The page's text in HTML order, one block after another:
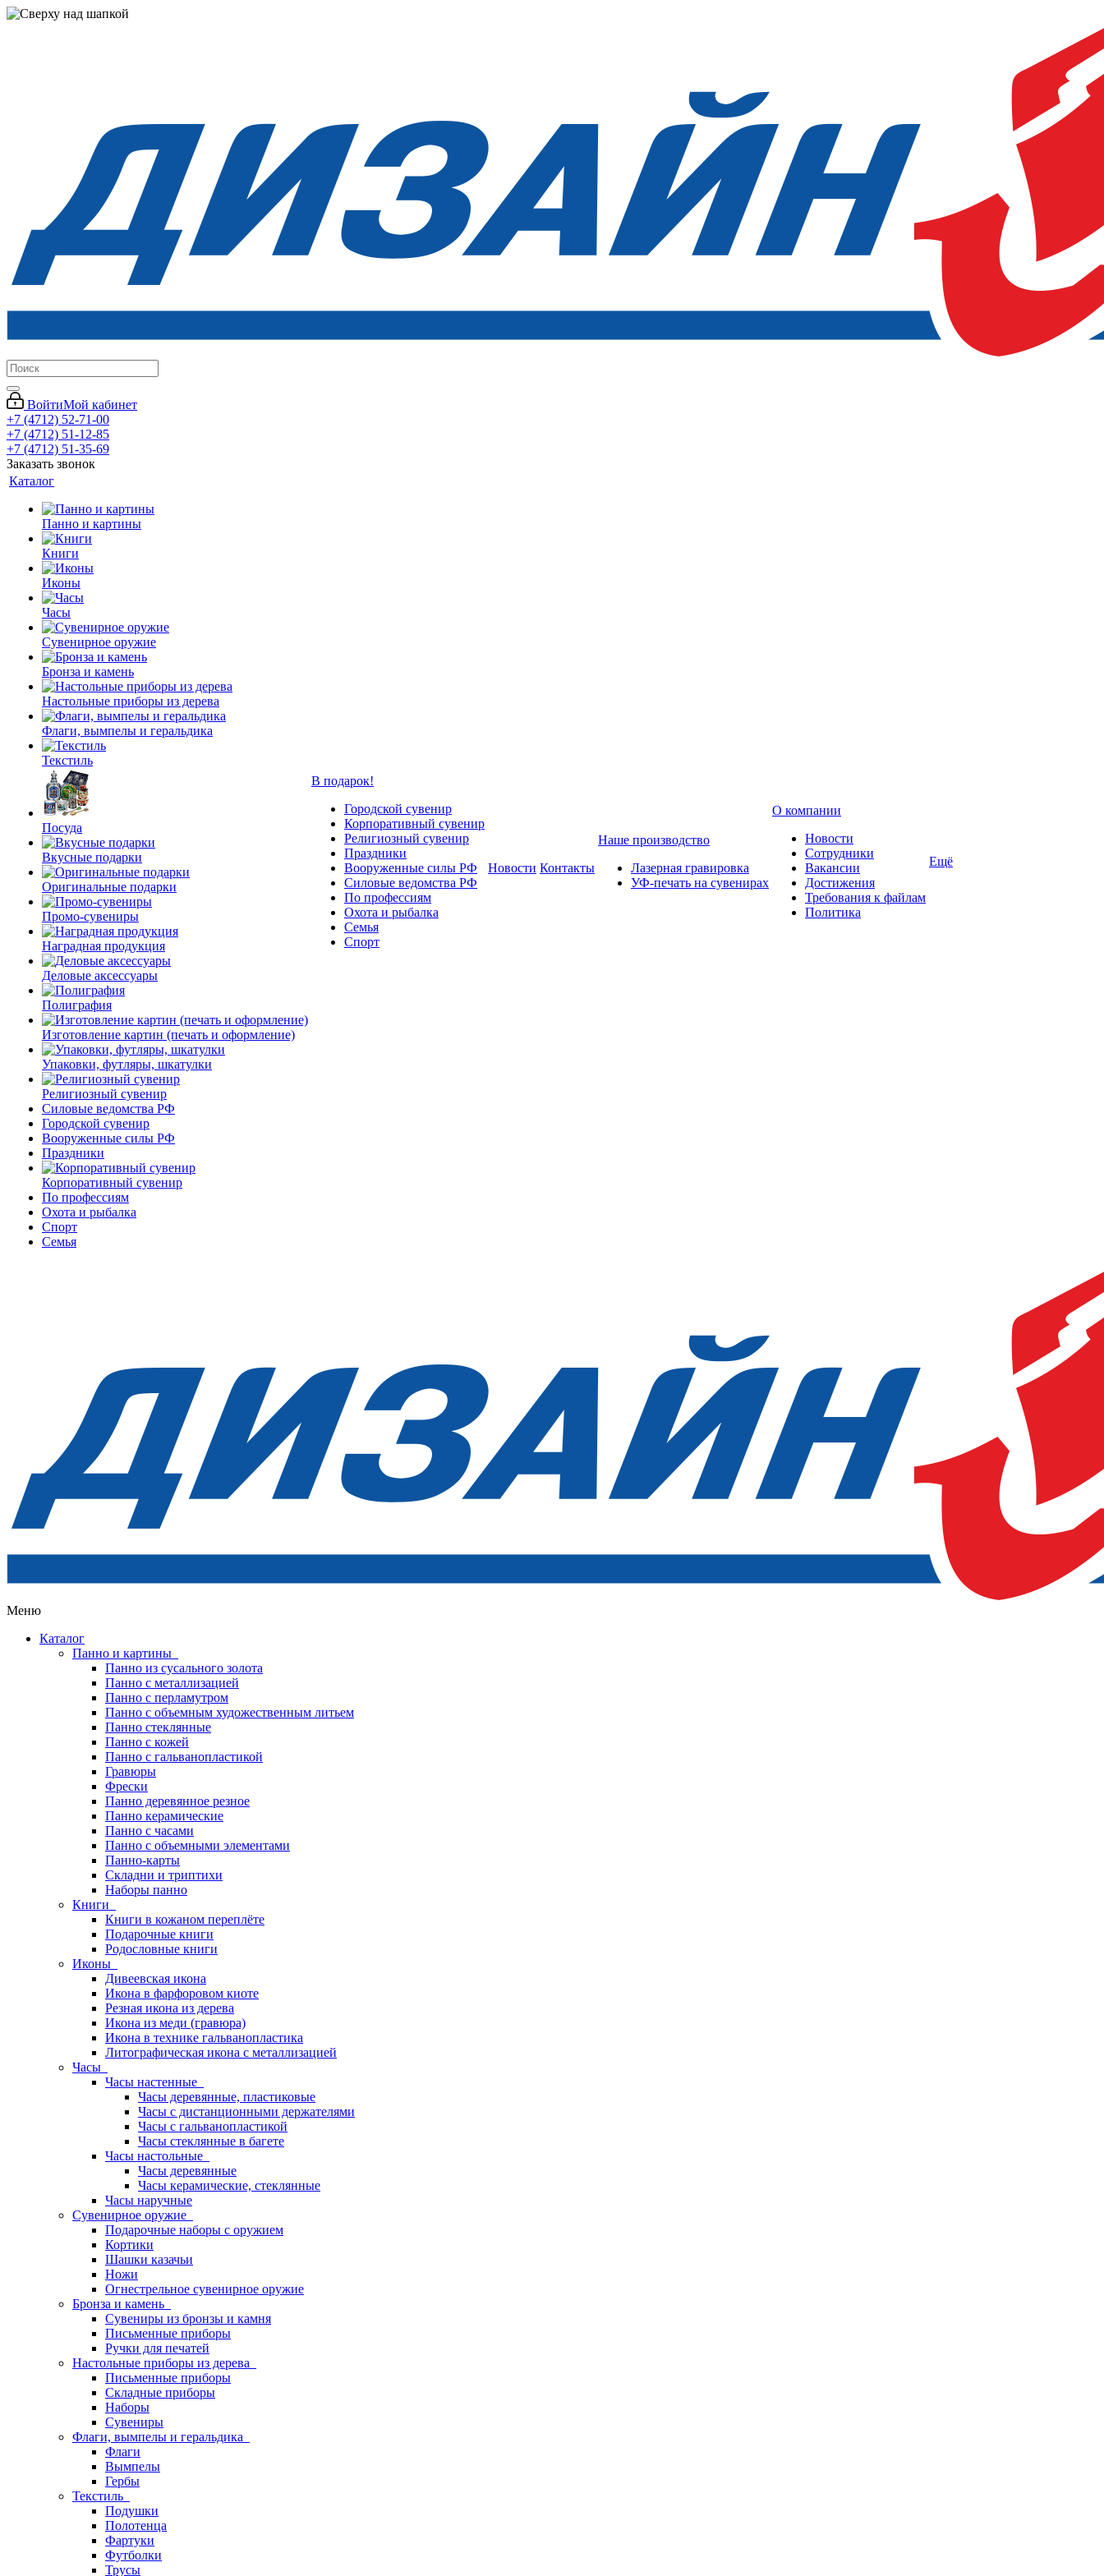
ВойтиМой кабинет
+7 (4712) 52-71-00
+7 (4712) 51-12-85
+7 (4712) 51-35-69
Заказать звонок
Каталог
Панно и картины
Книги
Иконы
Часы
Сувенирное оружие
Бронза и камень
Настольные приборы из дерева
Флаги, вымпелы и геральдика
Текстиль
Посуда
Вкусные подарки
Оригинальные подарки
Промо-сувениры
Наградная продукция
Деловые аксессуары
Полиграфия
Изготовление картин (печать и оформление)
Упаковки, футляры, шкатулки
Религиозный сувенир
Силовые ведомства РФ
Городской сувенир
Вооруженные силы РФ
Праздники
Корпоративный сувенир
По профессиям
Охота и рыбалка
Спорт
Семья
В подарок!
Городской сувенир
Корпоративный сувенир
Религиозный сувенир
Праздники
Вооруженные силы РФ
Силовые ведомства РФ
По профессиям
Охота и рыбалка
Семья
Спорт
Новости Контакты
Наше производство
Лазерная гравировка
УФ-печать на сувенирах
О компании
Новости
Сотрудники
Вакансии
Достижения
Требования к файлам
Политика
Ещё
Меню
Каталог
Панно и картины
Панно из сусального золота
Панно с металлизацией
Панно с перламутром
Панно с объемным художественным литьем
Панно стеклянные
Панно с кожей
Панно с гальванопластикой
Гравюры
Фрески
Панно деревянное резное
Панно керамические
Панно с часами
Панно с объемными элементами
Панно-карты
Складни и триптихи
Наборы панно
Книги
Книги в кожаном переплёте
Подарочные книги
Родословные книги
Иконы
Дивеевская икона
Икона в фарфоровом киоте
Резная икона из дерева
Икона из меди (гравюра)
Икона в технике гальванопластика
Литографическая икона с металлизацией
Часы
Часы настенные
Часы деревянные, пластиковые
Часы с дистанционными держателями
Часы с гальванопластикой
Часы стеклянные в багете
Часы настольные
Часы деревянные
Часы керамические, стеклянные
Часы наручные
Сувенирное оружие
Подарочные наборы с оружием
Кортики
Шашки казачьи
Ножи
Огнестрельное сувенирное оружие
Бронза и камень
Сувениры из бронзы и камня
Письменные приборы
Ручки для печатей
Настольные приборы из дерева
Письменные приборы
Складные приборы
Наборы
Сувениры
Флаги, вымпелы и геральдика
Флаги
Вымпелы
Гербы
Текстиль
Подушки
Полотенца
Фартуки
Футболки
Трусы